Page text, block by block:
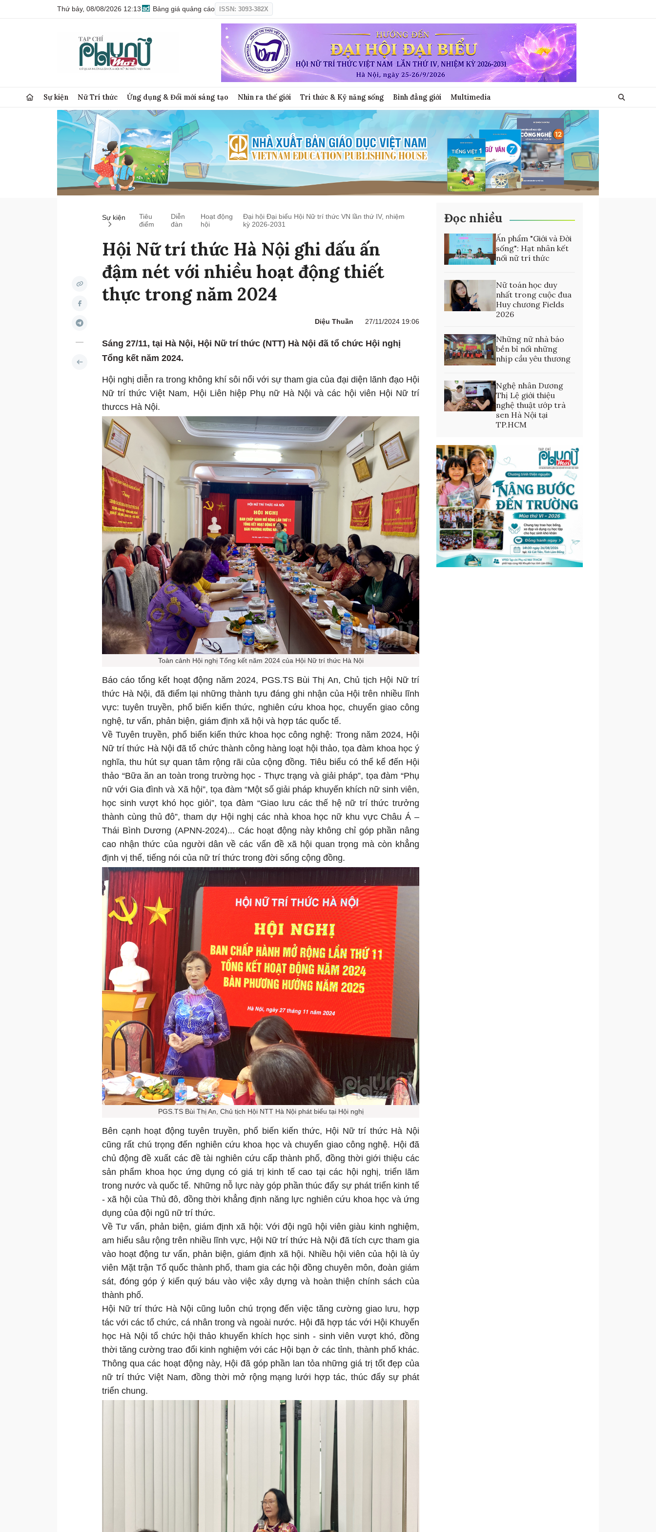
Thứ bảy, 08/08/2026 12:13 Bảng giá quảng cáo ISSN: 3093-382X
Sự kiện Nữ Trí thức Ứng dụng & Đổi mới sáng tạo Nhìn ra thế giới Tri thức & Kỹ năng sống Bình đẳng giới Multimedia
Sự kiện
Tiêu
điểm
Diễn
đàn
Hoạt động
hội
Đại hội Đại biểu Hội Nữ trí thức VN lần thứ IV, nhiệm
kỳ 2026-2031
Hội Nữ trí thức Hà Nội ghi dấu ấn
đậm nét với nhiều hoạt động thiết
thực trong năm 2024
Diệu Thuần 27/11/2024 19:06
Sáng 27/11, tại Hà Nội, Hội Nữ trí thức (NTT) Hà Nội đã tổ chức Hội nghị
Tổng kết năm 2024.
Hội nghị diễn ra trong không khí sôi nổi với sự tham gia của đại diện lãnh đạo Hội
Nữ trí thức Việt Nam, Hội Liên hiệp Phụ nữ Hà Nội và các hội viên Hội Nữ trí
thưccs Hà Nội.
Toàn cảnh Hội nghị Tổng kết năm 2024 của Hội Nữ trí thức Hà Nội
Báo cáo tổng kết hoạt động năm 2024, PGS.TS Bùi Thị An, Chủ tịch Hội Nữ trí
thức Hà Nội, đã điểm lại những thành tựu đáng ghi nhận của Hội trên nhiều lĩnh
vực: tuyên truyền, phổ biến kiến thức, nghiên cứu khoa học, chuyển giao công
nghệ, tư vấn, phản biện, giám định xã hội và hợp tác quốc tế.
Về Tuyên truyền, phổ biến kiến thức khoa học công nghệ: Trong năm 2024, Hội
Nữ trí thức Hà Nội đã tổ chức thành công hàng loạt hội thảo, tọa đàm khoa học ý
nghĩa, thu hút sự quan tâm rộng rãi của cộng đồng. Tiêu biểu có thể kể đến Hội
thảo “Bữa ăn an toàn trong trường học - Thực trạng và giải pháp”, tọa đàm “Phụ
nữ với Gia đình và Xã hội”, tọa đàm “Một số giải pháp khuyến khích nữ sinh viên,
học sinh vượt khó học giỏi”, tọa đàm “Giao lưu các thế hệ nữ trí thức trưởng
thành cùng thủ đô”, tham dự Hội nghị các nhà khoa học nữ khu vực Châu Á –
Thái Bình Dương (APNN-2024)... Các hoạt động này không chỉ góp phần nâng
cao nhận thức của người dân về các vấn đề xã hội quan trọng mà còn khẳng
định vị thế, tiếng nói của nữ trí thức trong đời sống cộng đồng.
PGS.TS Bùi Thị An, Chủ tịch Hội NTT Hà Nội phát biểu tại Hội nghị
Bên cạnh hoạt động tuyên truyền, phổ biến kiến thức, Hội Nữ trí thức Hà Nội
cũng rất chú trọng đến nghiên cứu khoa học và chuyển giao công nghệ. Hội đã
chủ động đề xuất các đề tài nghiên cứu cấp thành phố, đồng thời giới thiệu các
sản phẩm khoa học ứng dụng có giá trị kinh tế cao tại các hội nghị, triển lãm
trong nước và quốc tế. Những nỗ lực này góp phần thúc đẩy sự phát triển kinh tế
- xã hội của Thủ đô, đồng thời khẳng định năng lực nghiên cứu khoa học và ứng
dụng của đội ngũ nữ trí thức.
Về Tư vấn, phản biện, giám định xã hội: Với đội ngũ hội viên giàu kinh nghiệm,
am hiểu sâu rộng trên nhiều lĩnh vực, Hội Nữ trí thức Hà Nội đã tích cực tham gia
vào hoạt động tư vấn, phản biện, giám định xã hội. Nhiều hội viên của hội là ủy
viên Mặt trận Tổ quốc thành phố, tham gia các hội đồng chuyên môn, đoàn giám
sát, đóng góp ý kiến quý báu vào việc xây dựng và hoàn thiện chính sách của
thành phố.
Hội Nữ trí thức Hà Nội cũng luôn chú trọng đến việc tăng cường giao lưu, hợp
tác với các tổ chức, cá nhân trong và ngoài nước. Hội đã hợp tác với Hội Khuyến
học Hà Nội tổ chức hội thảo khuyến khích học sinh - sinh viên vượt khó, đồng
thời tăng cường trao đổi kinh nghiệm với các Hội bạn ở các tỉnh, thành phố khác.
Thông qua các hoạt động này, Hội đã góp phần lan tỏa những giá trị tốt đẹp của
nữ trí thức Việt Nam, đồng thời mở rộng mạng lưới hợp tác, thúc đẩy sự phát
triển chung.
Đọc nhiều
Ấn phẩm "Giới và Đời
sống": Hạt nhân kết
nối nữ trí thức
Nữ toán học duy
nhất trong cuộc đua
Huy chương Fields
2026
Những nữ nhà báo
bền bỉ nối những
nhịp cầu yêu thương
Nghệ nhân Dương
Thị Lệ giới thiệu
nghệ thuật ướp trà
sen Hà Nội tại
TP.HCM